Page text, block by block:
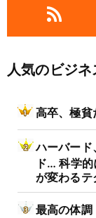
人気のビジ
高卒、極貧
ハーバード
ド… 科学
が変わるテ
最高の体